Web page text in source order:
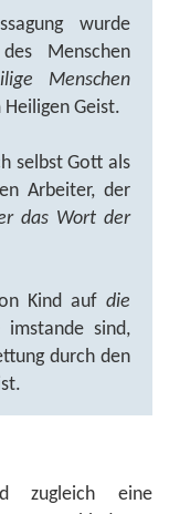
wurde
Menschen
Menschen
Geist.
selbst Gott als
Arbeiter, der
das Wort der
Kind aufdie
imstande sind,
durch den
zugleich eine